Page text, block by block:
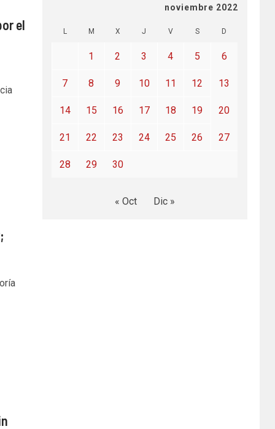
el
noviembre 2022
L M X J V S D
1 2 3 4 5 6
7 8 9 10 11 12 13
14 15 16 17 18 19 20
21 22 23 24 25 26 27
28 29 30
« Oct Dic »